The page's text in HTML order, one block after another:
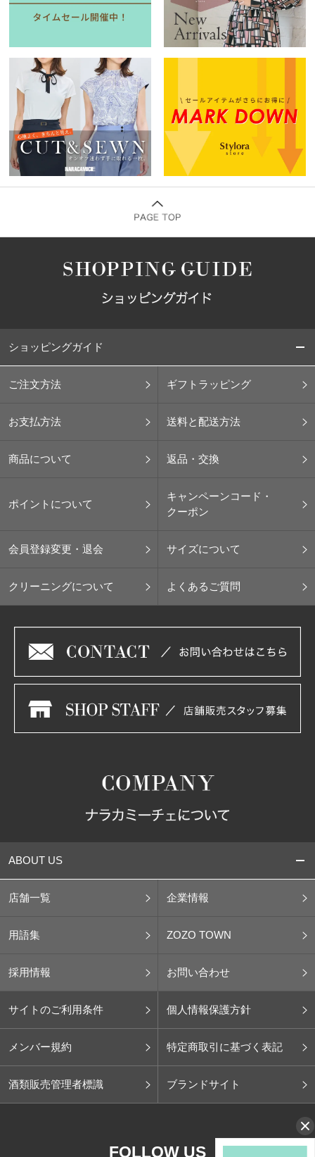
ショッピングガイド
ご注文方法 ギフトラッピング
お支払方法 送料と配送方法
商品について 返品・交換
ポイントについて
キャンペーンコード・
クーポン
会員登録変更・退会 サイズについて
クリーニングについて よくあるご質問
ABOUT US
店舗一覧 企業情報
用語集 ZOZO TOWN
採用情報 お問い合わせ
サイトのご利用条件 個人情報保護方針
メンバー規約 特定商取引に基づく表記
酒類販売管理者標識 ブランドサイト
FOLLOW US